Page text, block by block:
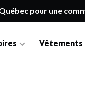
pour une
Vêtements